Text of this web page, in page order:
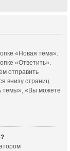
«Новая тема».
«Ответить».
отправить
внизу страниц
темы», «Вы можете